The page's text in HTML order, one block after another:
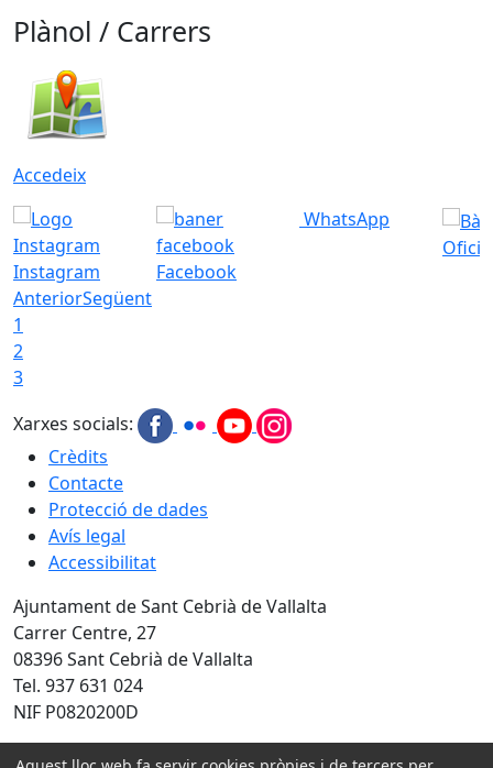
Plànol / Carrers
Accedeix
Instagram Facebook
WhatsApp
AnteriorSegüent
1
2
3
Xarxes socials:
Crèdits
Contacte
Protecció de dades
Avís legal
Accessibilitat
Ajuntament de Sant Cebrià de Vallalta
Carrer Centre, 27
08396 Sant Cebrià de Vallalta
Tel. 937 631 024
NIF P0820200D
Amb la col·laboració de: